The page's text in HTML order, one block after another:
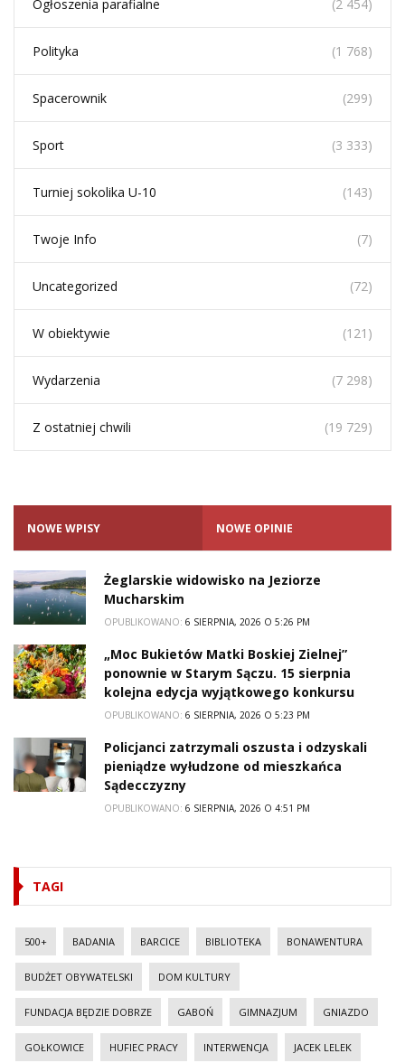
Ogłoszenia parafialne (2 454)
Polityka (1 768)
Spacerownik (299)
Sport (3 333)
Turniej sokolika U-10 (143)
Twoje Info (7)
Uncategorized (72)
W obiektywie (121)
Wydarzenia (7 298)
Z ostatniej chwili (19 729)
NOWE WPISY NOWE OPINIE
Żeglarskie widowisko na Jeziorze
Mucharskim
OPUBLIKOWANO: 6 SIERPNIA, 2026 O 5:26 PM
„Moc Bukietów Matki Boskiej Zielnej”
ponownie w Starym Sączu. 15 sierpnia
kolejna edycja wyjątkowego konkursu
OPUBLIKOWANO: 6 SIERPNIA, 2026 O 5:23 PM
Policjanci zatrzymali oszusta i odzyskali
pieniądze wyłudzone od mieszkańca
Sądecczyzny
OPUBLIKOWANO: 6 SIERPNIA, 2026 O 4:51 PM
TAGI
500+ BADANIA BARCICE BIBLIOTEKA BONAWENTURA
BUDŻET OBYWATELSKI DOM KULTURY
FUNDACJA BĘDZIE DOBRZE GABOŃ GIMNAZJUM GNIAZDO
GOŁKOWICE HUFIEC PRACY INTERWENCJA JACEK LELEK